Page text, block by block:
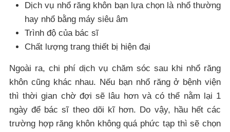
Dịch vụ nhổ răng khôn bạn lựa chọn là nhổ thường
hay nhổ bằng máy siêu âm
Trình độ của bác sĩ
Chất lượng trang thiết bị hiện đại
Ngoài ra, chi phí dịch vụ chăm sóc sau khi nhổ răng
khôn cũng khác nhau. Nếu bạn nhổ răng ở bệnh viện
thì thời gian chờ đợi sẽ lâu hơn và có thể nằm lại 1
ngày để bác sĩ theo dõi kĩ hơn. Do vậy, hầu hết các
trường hợp răng khôn không quá phức tạp thì sẽ chọn